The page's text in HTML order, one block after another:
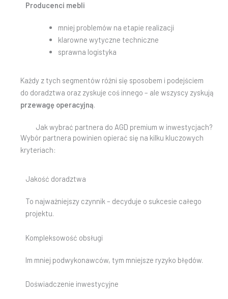
Producenci mebli
mniej problemów na etapie realizacji
klarowne wytyczne techniczne
sprawna logistyka
Każdy z tych segmentów różni się sposobem i podejściem
do doradztwa oraz zyskuje coś innego – ale wszyscy zyskują
przewagę operacyjną.
Jak wybrać partnera do AGD premium w inwestycjach?
Wybór partnera powinien opierać się na kilku kluczowych
kryteriach:
Jakość doradztwa
To najważniejszy czynnik – decyduje o sukcesie całego
projektu.
Kompleksowość obsługi
Im mniej podwykonawców, tym mniejsze ryzyko błędów.
Doświadczenie inwestycyjne